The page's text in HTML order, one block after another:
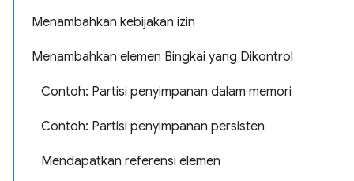
Menambahkan kebijakan izin
Menambahkan elemen Bingkai yang Dikontrol
Contoh: Partisi penyimpanan dalam memori
Contoh: Partisi penyimpanan persisten
Mendapatkan referensi elemen